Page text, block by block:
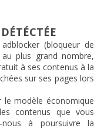
(bloqueur de
plus grand nombre,
à ses contenus à la
sur ses pages lors
modèle économique
contenus que vous
nous à poursuivre la